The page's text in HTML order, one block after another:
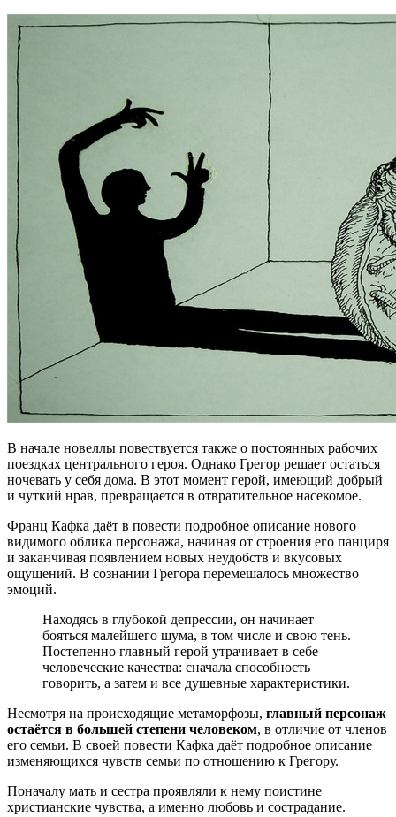
В начале новеллы повествуется также о постоянных рабочих
поездках центрального героя. Однако Грегор решает остаться
ночевать у себя дома. В этот момент герой, имеющий добрый
и чуткий нрав, превращается в отвратительное насекомое.
Франц Кафка даёт в повести подробное описание нового
видимого облика персонажа, начиная от строения его панциря
и заканчивая появлением новых неудобств и вкусовых
ощущений. В сознании Грегора перемешалось множество
эмоций.
Находясь в глубокой депрессии, он начинает
бояться малейшего шума, в том числе и свою тень.
Постепенно главный герой утрачивает в себе
человеческие качества: сначала способность
говорить, а затем и все душевные характеристики.
Несмотря на происходящие метаморфозы, главный персонаж
остаётся в большей степени человеком, в отличие от членов
его семьи. В своей повести Кафка даёт подробное описание
изменяющихся чувств семьи по отношению к Грегору.
Поначалу мать и сестра проявляли к нему поистине
христианские чувства, а именно любовь и сострадание.